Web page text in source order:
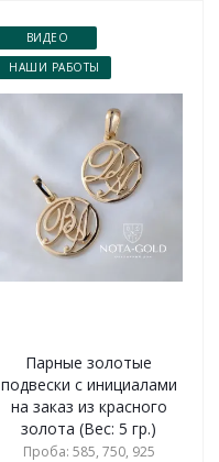
ВИДЕО
НАШИ РАБОТЫ
Парные золотые
подвески с инициалами
на заказ из красного
золота (Вес: 5 гр.)
Проба: 585, 750, 925